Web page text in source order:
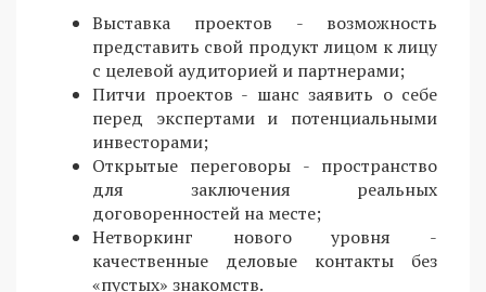
Выставка проектов - возможность
представить свой продукт лицом к лицу
с целевой аудиторией и партнерами;
Питчи проектов - шанс заявить о себе
перед экспертами и потенциальными
инвесторами;
Открытые переговоры - пространство
для заключения реальных
договоренностей на месте;
Нетворкинг нового уровня -
качественные деловые контакты без
«пустых» знакомств.